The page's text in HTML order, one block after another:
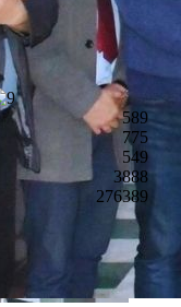
589
775
549
3888
276389